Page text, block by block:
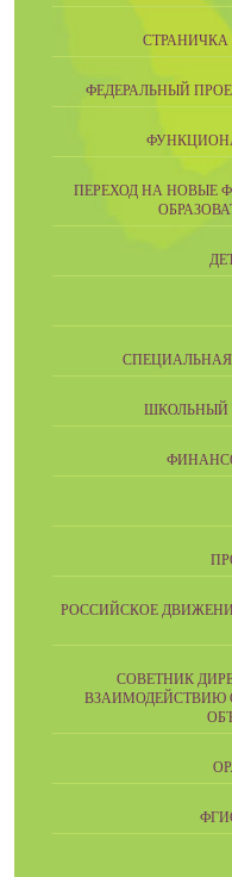
ФЕДЕРАЛЬНЫЙ
ПЕРЕХОД НА НОВЫЕ
ШКОЛЬНЫЙ
РОССИЙСКОЕ
СОВЕТНИК
ВЗАИМОДЕЙСТВИЮ